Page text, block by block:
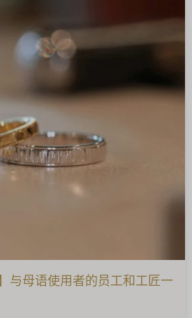
与母语使用者的员工和工匠一